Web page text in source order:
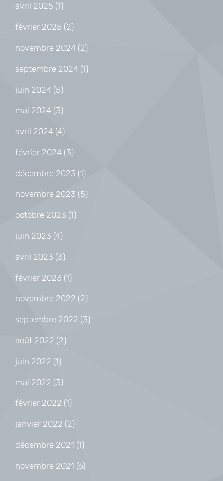
avril 2025 (1)
février 2025 (2)
novembre 2024 (2)
septembre 2024 (1)
juin 2024 (5)
mai 2024 (3)
avril 2024 (4)
février 2024 (3)
décembre 2023 (1)
novembre 2023 (5)
octobre 2023 (1)
juin 2023 (4)
avril 2023 (3)
février 2023 (1)
novembre 2022 (2)
septembre 2022 (3)
août 2022 (2)
juin 2022 (1)
mai 2022 (3)
février 2022 (1)
janvier 2022 (2)
décembre 2021 (1)
novembre 2021 (6)